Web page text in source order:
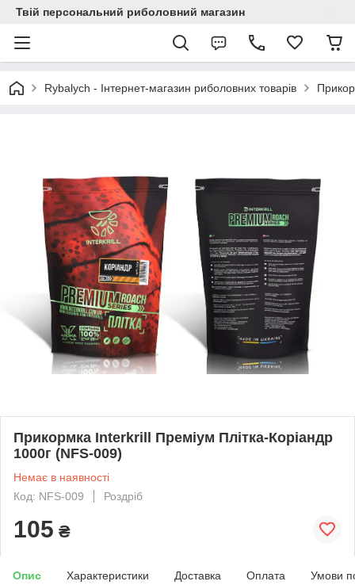
Твій персональний риболовний магазин
Rybalych - Інтернет-магазин риболовних товарів
Прикормка Interkrill Преміум Плітка-Коріандр
1000г (NFS-009)
Немає в наявності
Код: NFS-009
Роздріб
105 ₴
Опис Характеристики Доставка Оплата Умови